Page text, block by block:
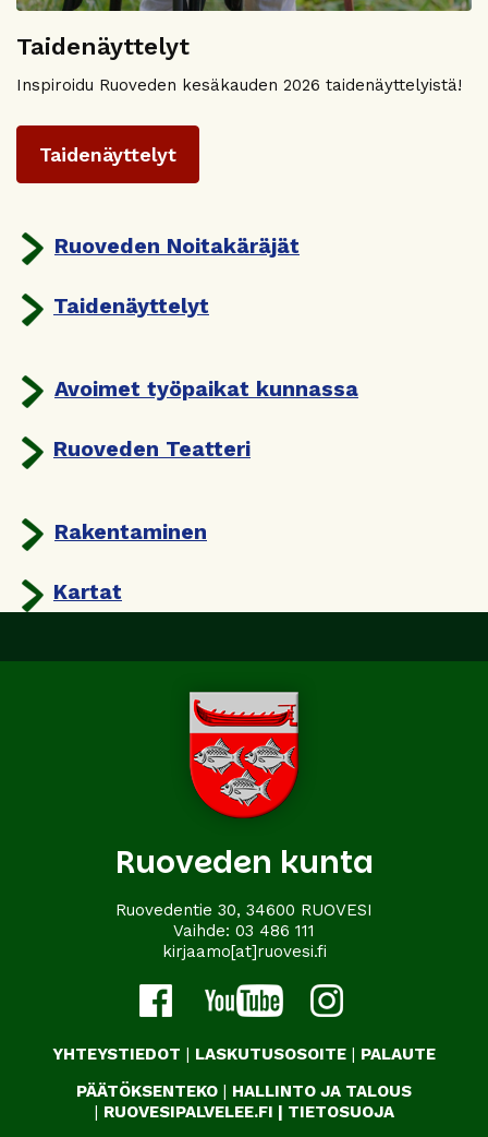
Taidenäyttelyt
Inspiroidu Ruoveden kesäkauden 2026 taidenäyttelyistä!
Taidenäyttelyt
Ruoveden Noitakäräjät
Taidenäyttelyt
Avoimet työpaikat kunnassa
Ruoveden Teatteri
Rakentaminen
Kartat
Ruoveden kunta
Ruovedentie 30, 34600 RUOVESI
Vaihde: 03 486 111
kirjaamo[at]ruovesi.fi
YHTEYSTIEDOT | LASKUTUSOSOITE | PALAUTE
PÄÄTÖKSENTEKO | HALLINTO JA TALOUS
| RUOVESIPALVELEE.FI | TIETOSUOJA